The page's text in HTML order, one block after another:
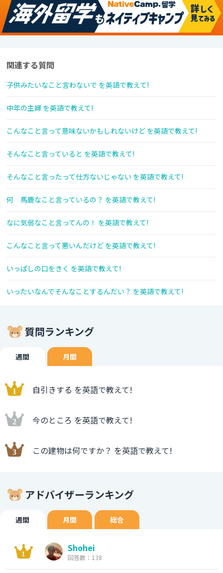
関連する質問
子供みたいなこと言わないで を英語で教えて!
中年の主婦 を英語で教えて!
こんなこと言って意味ないかもしれないけど を英語で教えて!
そんなこと言っていると を英語で教えて!
そんなこと言ったって仕方ないじゃない を英語で教えて!
何 馬鹿なこと言っているの？ を英語で教えて!
なに気弱なこと言ってんの！ を英語で教えて!
こんなこと言って悪いんだけど を英語で教えて!
いっぱしの口をきく を英語で教えて!
いったいなんでそんなことするんだい？ を英語で教えて!
質問ランキング
週間 月間
自引きする を英語で教えて!
今のところ を英語で教えて!
この建物は何ですか？ を英語で教えて!
アドバイザーランキング
週間 月間 総合
Shohei
回答数：138